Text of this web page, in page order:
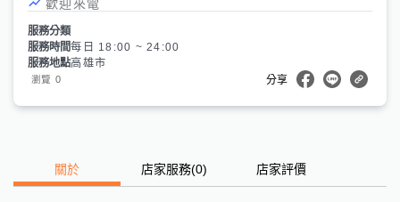
歡迎來電
服務分類
服務時間每日 18:00 ~ 24:00
服務地點高雄市
瀏覽 0 分享
關於 店家服務(0) 店家評價